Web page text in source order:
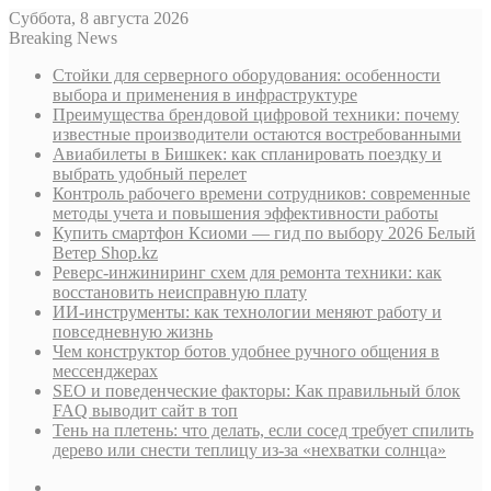
Суббота, 8 августа 2026
Breaking News
Стойки для серверного оборудования: особенности
выбора и применения в инфраструктуре
Преимущества брендовой цифровой техники: почему
известные производители остаются востребованными
Авиабилеты в Бишкек: как спланировать поездку и
выбрать удобный перелет
Контроль рабочего времени сотрудников: современные
методы учета и повышения эффективности работы
Купить смартфон Ксиоми — гид по выбору 2026 Белый
Ветер Shop.kz
Реверс-инжиниринг схем для ремонта техники: как
восстановить неисправную плату
ИИ-инструменты: как технологии меняют работу и
повседневную жизнь
Чем конструктор ботов удобнее ручного общения в
мессенджерах
SEO и поведенческие факторы: Как правильный блок
FAQ выводит сайт в топ
Тень на плетень: что делать, если сосед требует спилить
дерево или снести теплицу из-за «нехватки солнца»